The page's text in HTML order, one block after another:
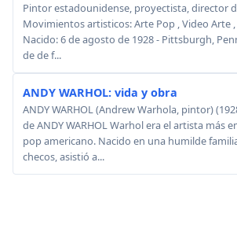
Pintor estadounidense, proyectista, director
Movimientos artisticos: Arte Pop , Video Arte
Nacido: 6 de agosto de 1928 - Pittsburgh,
de de f...
ANDY WARHOL: vida y obra
ANDY WARHOL (Andrew Warhola, pintor)
de ANDY WARHOL Warhol era el artista más
pop americano. Nacido en una humilde
checos, asistió a...